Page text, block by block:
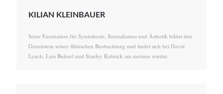
KILIAN KLEINBAUER
Seine Faszination für Synästhesie, Surrealismus und Ästhetik bildet den
Grundstein seiner filmischen Beobachtung und findet sich bei David
Lynch, Luis Buñuel und Stanley Kubrick am meisten wieder.